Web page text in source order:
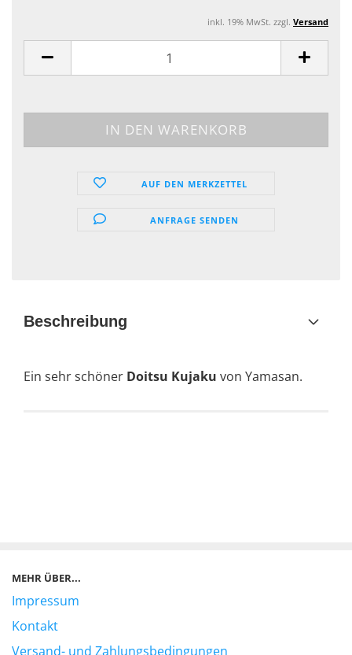
inkl. 19% MwSt. zzgl. Versand
AUF DEN MERKZETTEL
ANFRAGE SENDEN
Beschreibung
Ein sehr schöner Doitsu Kujaku von Yamasan.
MEHR ÜBER...
Impressum
Kontakt
Versand- und Zahlungsbedingungen